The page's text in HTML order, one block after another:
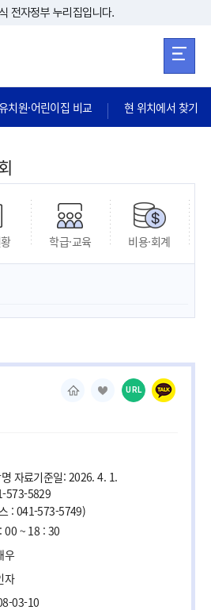
본문 바로가기
전자정부 누리집입니다.
치원·어린이집 비교 현 위치에서 찾기
학급·교육 비용·회계
URL
자료기준일: 2026. 4. 1.
573-5829
: 041-573-5749)
00 ~ 18 : 30
우
자
03-10